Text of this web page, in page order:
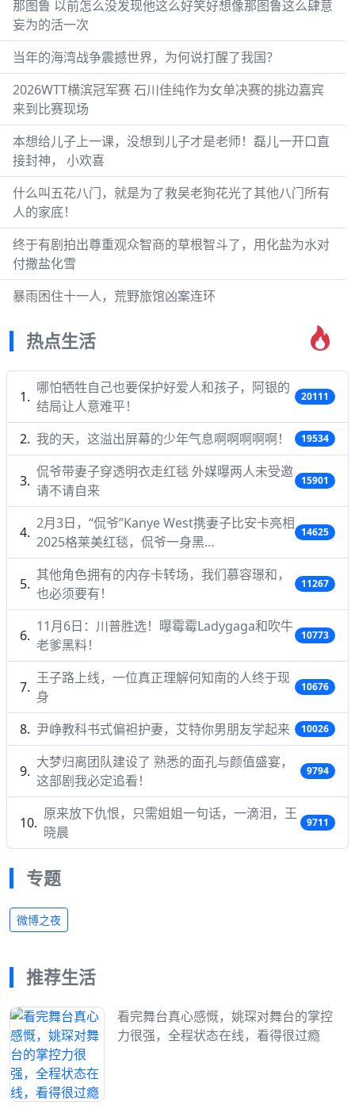
那图鲁 以前怎么没发现他这么好笑好想像那图鲁这么肆意
妄为的活一次
当年的海湾战争震撼世界，为何说打醒了我国？
2026WTT横滨冠军赛 石川佳纯作为女单决赛的挑边嘉宾
来到比赛现场
本想给儿子上一课，没想到儿子才是老师！磊儿一开口直
接封神， 小欢喜
什么叫五花八门，就是为了救吴老狗花光了其他八门所有
人的家底！
终于有剧拍出尊重观众智商的草根智斗了，用化盐为水对
付撒盐化雪
暴雨困住十一人，荒野旅馆凶案连环
热点生活
哪怕牺牲自己也要保护好爱人和孩子，阿银的
结局让人意难平！
20111
我的天，这溢出屏幕的少年气息啊啊啊啊啊！ 19534
侃爷带妻子穿透明衣走红毯 外媒曝两人未受邀
请不请自来
15901
2月3日，“侃爷”Kanye West携妻子比安卡亮相
2025格莱美红毯，侃爷一身黑…
14625
其他角色拥有的内存卡转场，我们慕容璟和，
也必须要有！
11267
11月6日：川普胜选！曝霉霉Ladygaga和吹牛
老爹黑料！
10773
王子路上线，一位真正理解何知南的人终于现
身
10676
尹峥教科书式偏袒护妻，艾特你男朋友学起来 10026
大梦归离团队建设了 熟悉的面孔与颜值盛宴，
这部剧我必定追看！
9794
原来放下仇恨，只需姐姐一句话，一滴泪，王
晓晨
9711
专题
微博之夜
推荐生活
看完舞台真心感慨，姚琛对舞台的掌控
力很强，全程状态在线，看得很过瘾